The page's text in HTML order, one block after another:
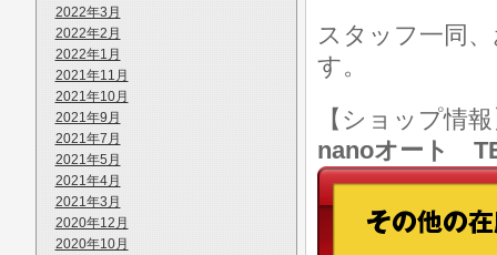
2022年3月
2022年2月
2022年1月
2021年11月
2021年10月
2021年9月
2021年7月
2021年5月
2021年4月
2021年3月
2020年12月
2020年10月
スタッフ一同
す。
【ショップ情
nanoオート